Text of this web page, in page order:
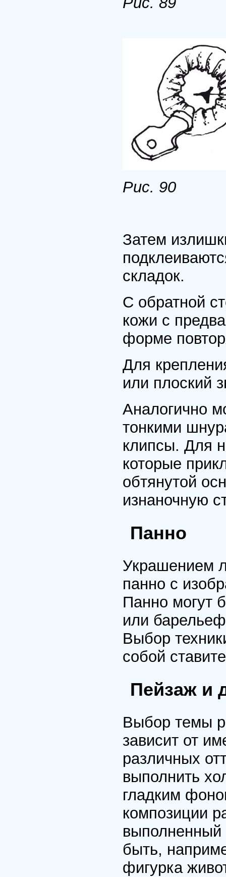
Рис. 90
Затем
складок.
С обратной
кожи с
форме
Для
или плоский
Аналогично
тонкими
клипсы. Для
которые
обтянутой
изнаночную
Панно
Украшением
панно с
Панно могут
или
Выбор
собой
Пейзаж и
Выбор темы
зависит от
различных
выполнить
гладким
композиции
выполненный
быть,
фигурка